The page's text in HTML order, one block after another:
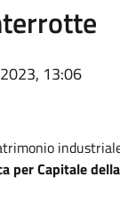
13:06
per Capitale